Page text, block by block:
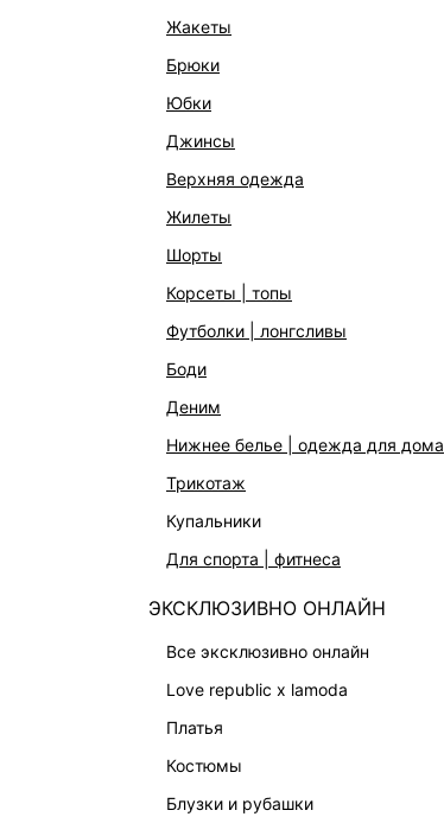
жакеты
брюки
юбки
джинсы
верхняя одежда
жилеты
шорты
корсеты | топы
футболки | лонгсливы
боди
деним
нижнее белье | одежда для дома
трикотаж
купальники
для спорта | фитнеса
ЭКСКЛЮЗИВНО ОНЛАЙН
все эксклюзивно онлайн
love republic x lamoda
платья
костюмы
блузки и рубашки
ЭКСКЛЮЗИВНО ОНЛАЙН
АКСЕССУАРЫ | УКРАШЕНИЯ
ФИНАЛЬНАЯ РАСПРОДАЖА
ПОДАРОЧНЫЕ СЕРТИФИКАТЫ
ЛИМИТИРОВАННЫЕ КОЛЛЕКЦИИ
КАПСУЛЬНЫЙ ГАРДЕРОБ
БОХО-ШИК
В ОТТЕНКАХ СЕРОГО
LOVE REPUBLIC MAISON
ДАЙДЖЕСТ